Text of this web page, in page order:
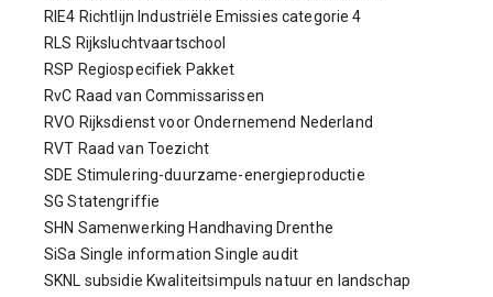
RIE4 Richtlijn Industriële Emissies categorie 4
RLS Rijksluchtvaartschool
RSP Regiospecifiek Pakket
RvC Raad van Commissarissen
RVO Rijksdienst voor Ondernemend Nederland
RVT Raad van Toezicht
SDE Stimulering-duurzame-energieproductie
SG Statengriffie
SHN Samenwerking Handhaving Drenthe
SiSa Single information Single audit
SKNL subsidie Kwaliteitsimpuls natuur en landschap